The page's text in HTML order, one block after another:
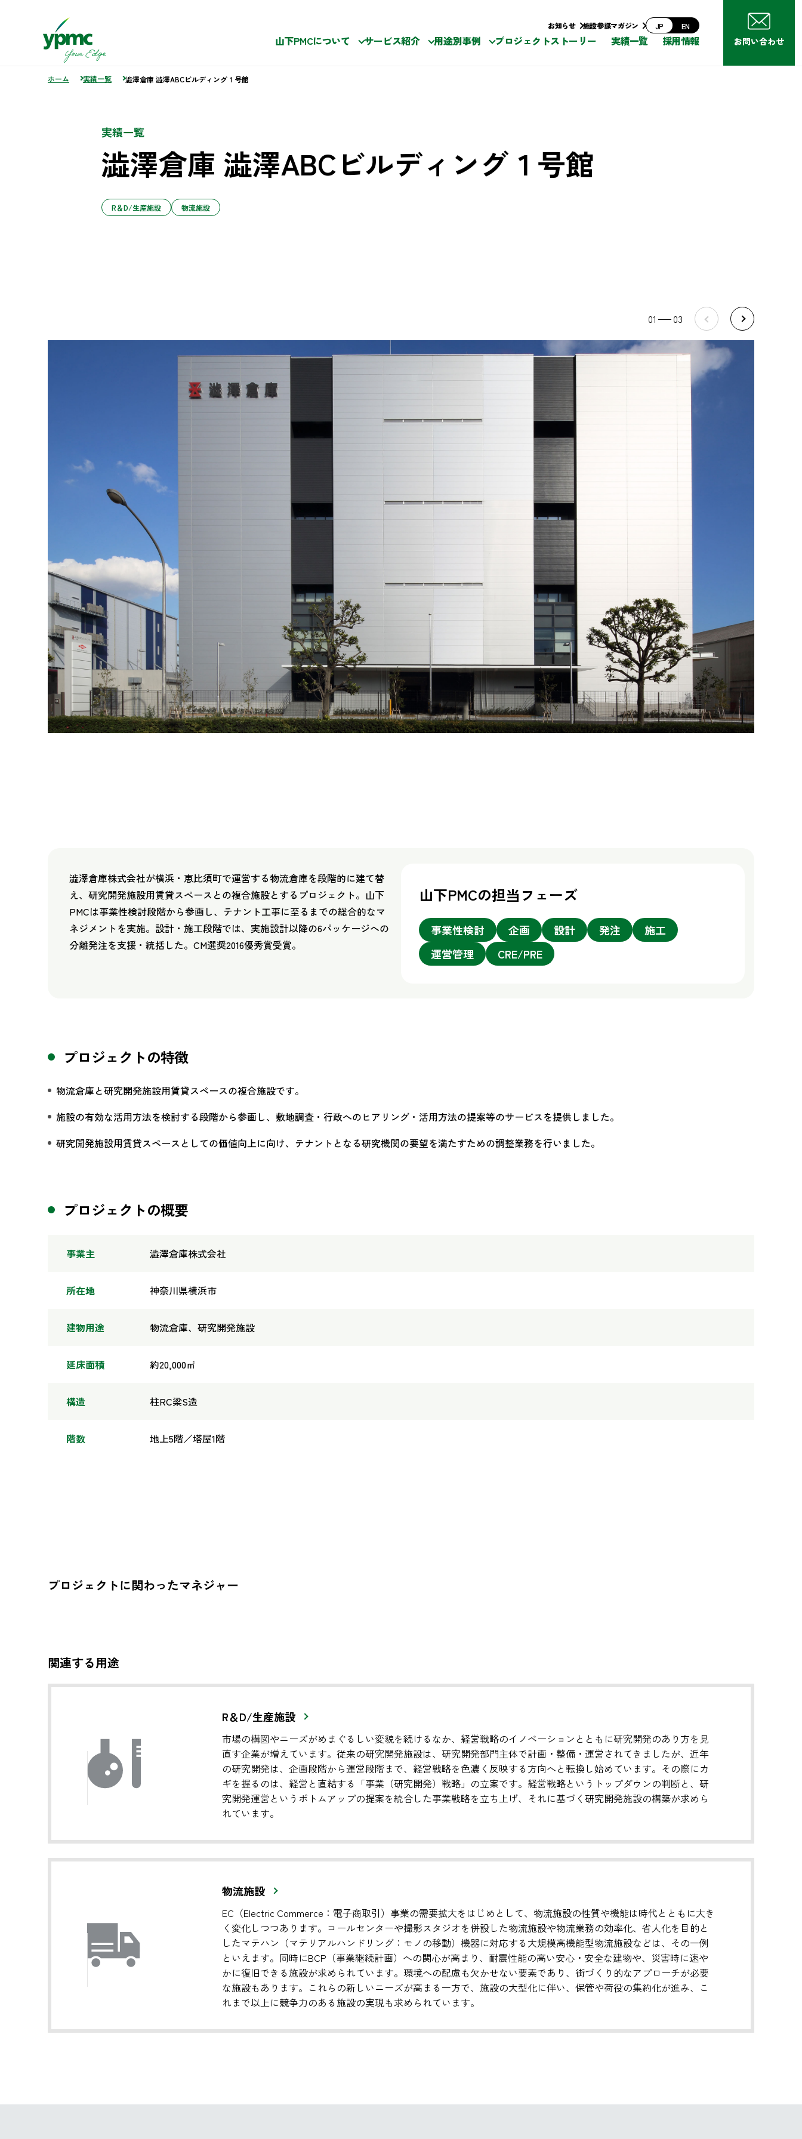
お問い合わせ
山下PMCについて サービス紹介 用途別事例 プロジェクトストーリー 実績一覧 採用情報
お知らせ 施設参謀マガジン JP EN
実績一覧
澁澤倉庫 澁澤ABCビルディング１号館
R＆D/生産施設 物流施設
ホーム 実績一覧 澁澤倉庫 澁澤ABCビルディング１号館
澁澤倉庫株式会社が横浜・恵比須町で運営する物流倉庫を段階的に建て替
え、研究開発施設用賃貸スペースとの複合施設とするプロジェクト。山下
PMCは事業性検討段階から参画し、テナント工事に至るまでの総合的なマ
ネジメントを実施。設計・施工段階では、実施設計以降の6パッケージへの
分離発注を支援・統括した。CM選奨2016優秀賞受賞。
山下PMCの担当フェーズ
事業性検討 企画 設計 発注
施工
運営管理
CRE/PRE
01 03
プロジェクトの特徴
物流倉庫と研究開発施設用賃貸スペースの複合施設です。
施設の有効な活用方法を検討する段階から参画し、敷地調査・行政へのヒアリング・活用方法の提案等のサービスを提供しました。
研究開発施設用賃貸スペースとしての価値向上に向け、テナントとなる研究機関の要望を満たすための調整業務を行いました。
プロジェクトの概要
事業主 澁澤倉庫株式会社
所在地 神奈川県横浜市
建物用途 物流倉庫、研究開発施設
延床面積 約20,000㎡
構造 柱RC梁S造
階数 地上5階／塔屋1階
プロジェクトに関わったマネジャー
関連する用途
R＆D/生産施設
市場の構図やニーズがめまぐるしい変貌を続けるなか、経営戦略のイノベーションとともに研究開発のあり方を見
直す企業が増えています。従来の研究開発施設は、研究開発部門主体で計画・整備・運営されてきましたが、近年
の研究開発は、企画段階から運営段階まで、経営戦略を色濃く反映する方向へと転換し始めています。その際にカ
ギを握るのは、経営と直結する「事業（研究開発）戦略」の立案です。経営戦略というトップダウンの判断と、研
究開発運営というボトムアップの提案を統合した事業戦略を立ち上げ、それに基づく研究開発施設の構築が求めら
れています。
物流施設
EC（Electric Commerce：電子商取引）事業の需要拡大をはじめとして、物流施設の性質や機能は時代とともに大き
く変化しつつあります。コールセンターや撮影スタジオを併設した物流施設や物流業務の効率化、省人化を目的と
したマテハン（マテリアルハンドリング：モノの移動）機器に対応する大規模高機能型物流施設などは、その一例
といえます。同時にBCP（事業継続計画）への関心が高まり、耐震性能の高い安心・安全な建物や、災害時に速や
かに復旧できる施設が求められています。環境への配慮も欠かせない要素であり、街づくり的なアプローチが必要
な施設もあります。これらの新しいニーズが高まる一方で、施設の大型化に伴い、保管や荷役の集約化が進み、こ
れまで以上に競争力のある施設の実現も求められています。